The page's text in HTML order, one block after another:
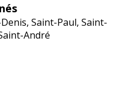
Saint-Paul, Saint-
André